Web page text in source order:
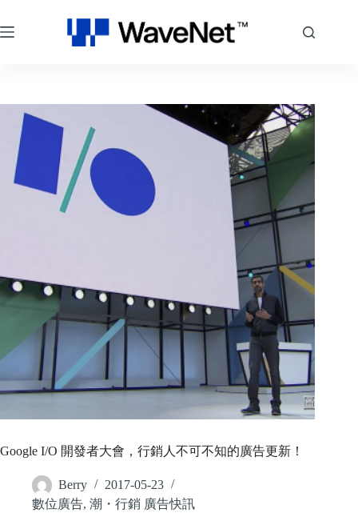
至
主
Google I/O 開發者大會，行銷人不可不知的廣告更新！
Berry
2017-05-23
數位廣告, 潮・行銷 廣告快訊